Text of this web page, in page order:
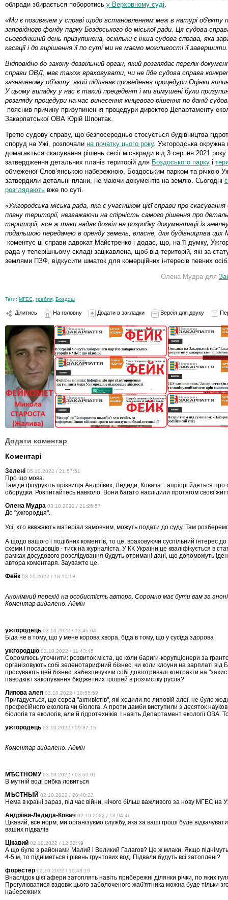
облради збирається поборотись у Верховному суді.
«Ми є позивачем у справі щодо встановленням меж в натурі об'єкту
заповідного фонду парку Боздоського до міської ради. Ця судова
сьогоднішній день призупинена, оскільки є інша судова справа, яка
касації і до вирішення її по суті ми не маємо можливості її завершити.
Відповідно до закону дозвільний орган, який розглядає перелік
справи ОВД, має також враховувати, чи не йде судова справа
зазначеному об’єкту, який підлянає проведення процедури Оцінки
У цьому випадку у нас є такий прецедент і ми вимушені були
розгляду процедури на час винесення кінцевого рішення по даній
пояснив причину призупинення процедури директор Департаменту
Закарпатської ОВА Юрій Шпонтак.
Третю судову справу, що безпосередньо стосується будівництва
споруд на Ужі, розпочали на початку цього року. Ужгородська окружна
домагається скасування рішень сесії міськради від 3 серпня 2021 року
затвердження детальних планів територій для Боздоського парку і
обмеженої Слов’янською набережною, Боздоським парком та річкою
затвердили детальні плани, не маючи документів на землю. Сьогодні
розглядають вже по суті.
«Ужгородська міська рада, яка є учасником цієї справи про
плану території, незважаючи на спірність самого рішення про
території, все ж таки надає дозвіл на розробку документації із
подальшою передачею в оренду земель, власне, для будівництва цих
коментує ці справи адвокат Майстренко і додає, що, на її думку,
рада у теперішньому складі зацікавлена, щоб від територій, які за
землями ПЗФ, відкусити шматок для комерційних інтересів певних
Олена Мудра для
Теги: МГЕС, гребля, Боздош
Ділитись На головну Додати в закладки Версія для друку
Додати коментар
Коментарі
Зелені 05.10.2022 / 21:57:51
Про що мова.
Там де фігурують прізвища Андріївих, Ледиди, Ковача... апріорі йдеться про
оборудки. Розпитайтесь навколо. Вони багато наслідили протягом своєї
Олена Мудра 03.10.2022 / 21:26:57
До "ужгородця".
Усі, хто вважають матеріал замовним, можуть подати до суду. Там
А щодо вашого і подібних коментів, то це, враховуючи суспільний інтерес до
схеми і посадовців - тиск на журналіста. У КК України це кваліфікується в
рамках досудового розслідування будуть отримані дані, що допоможуть
автора коментаря. Зауважте це.
Фейк 03.10.2022 / 18:15:18
Анонімний перехід на особистість автора. Соромно має бути вам за
Коментар видалено. Адмін
ужгородець 03.10.2022 / 13:46:04
Біда не в тому, що у мене корова хвора, біда в тому, що у сусіда здорова
ужгородцю 03.10.2022 / 11:43:45
Соромлюсь уточнити: розвиток міста, це коли бариги-корупціонери за
організовують собі зеленотарифний бізнес, чи коли клоуни на зарплаті від
просувають цей бізнес, забезпечуючи собі довготривалі контракти на
паводків і закопування бюджетних грошей в розчистку русла?
Липова алея 03.10.2022 / 10:55:59
Пригадується, що серед "активістів", які ходили по липовій алеї, не було
професійного еколога чи біолога. А проти дамби виступили з десяток
біологів та екологів, але й гідротехніків. І навіть Департамент екології ОВА.
ужгородець 03.10.2022 / 09:37:15
Коментар видалено. Адмін
МѢСТНОМУ 03.10.2022 / 03:50:01
В мутній воді рибка ловиться
МѢСТНЫЙ 02.10.2022 / 20:48:22
Нема в країні зараз, під час війни, нічого більш важливого за нову МГЕС на
Андріїви-Ледида-Ковач 02.10.2022 / 13:04:46
Цікавий, все норм, ми організуємо службу, яка за ваші гроші буде
ваших підвалів
Цікавий 02.10.2022 / 12:32:49
А що буле з районами Малий і Великий Галагов? Це ж млаки. Якщо
4-5 м, то підніметься і рівень грунтових вод. Підвали будуть всі затоплені?
форестер 02.10.2022 / 10:48:19
Внаслідок цієї афери затоплять навіть прибережні ділянки річки, по яких
Прогулюватися вздовж цього заболоченого жаб'ятника можна буде тільки
набережних